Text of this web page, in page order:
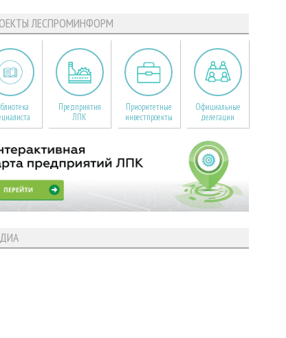
ЛЕСПРОМИНФОРМ
Предприятия
ЛПК
Приоритетные
инвестпроекты
Официальные
делегации